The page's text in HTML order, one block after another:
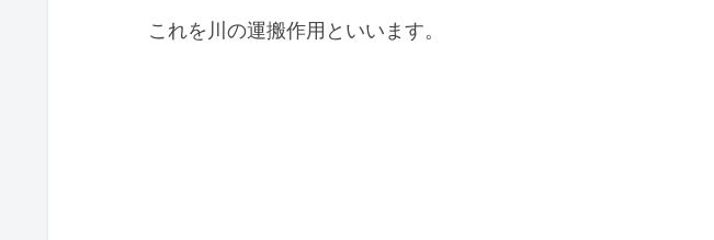
これを川の運搬作用といいます。